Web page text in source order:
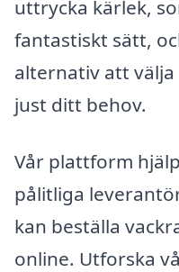
uttrycka kärlek,
fantastiskt sätt,
alternativ att
just ditt behov.
Vår plattform
pålitliga
kan beställa
online. Utforska